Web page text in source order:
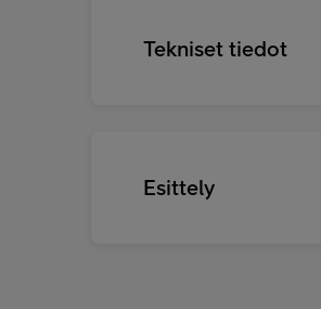
Tekniset tiedot
Esittely